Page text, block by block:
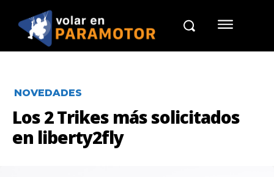
NOVEDADES
Los 2 Trikes más solicitados
en liberty2fly